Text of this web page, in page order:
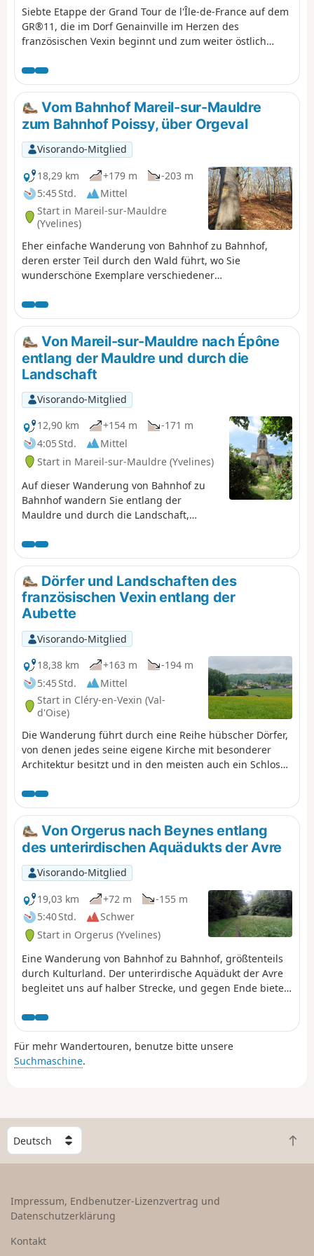
unten verlaufenden GR®2 nehmen,
um von Ost nach West zu gelangen.
Siebte Etappe der Grand Tour de l'Île-de-France auf dem
GR®11, die im Dorf Genainville im Herzen des
französischen Vexin beginnt und zum weiter östlich
in Hand mit der vorherigen Etappe Mantes-Genainville,
da eine Übernachtung in Genainville oder Umgebung
erforderlich ist, um die Bahnhöfe Mantes und Chars zu
Fuß zu erreichen. Diese sehr schöne Etappe führt weiter
durch den nicht minder schönen Regionalen Naturpark
Vexin Français in östlicher Richtung. Sie erreichtzunächst
das Tal der Aubette de Magny, durchquert eine Reihe
von landwirtschaftlichen Hochebenen zwischen Oise und
Val d'Oise, bevor siewieder ins Tal der Viosne hinabführt,
um Chars zu erreichen.
Vom Bahnhof Mareil-sur-Mauldre
zum Bahnhof Poissy, über Orgeval
Visorando-Mitglied
18,29 km
+179 m
-203 m
5:45 Std.
Mittel
Start in Mareil-sur-Mauldre
(Yvelines)
Eher einfache Wanderung von Bahnhof zu Bahnhof,
deren erster Teil durch den Wald führt, wo Sie
wunderschöne Exemplare verschiedener
Buchen und Eichen, die sicherlich über hundert Jahre alt
sind. Sie kommen auch in der Nähe des
Telekommunikationszentrums von Alluets-le-Roi mit
seinen zahlreichen Antennen aller Art vorbei.Der
abwechslungsreichere zweite Teil umfasst die
Besichtigung der Ruine der Abtei von Abbecourt und der
Dorfzentren von Orgeval und Villennes-sur-Seine mit
ihren Kirchen. Der Spaziergang endet mit einer
angenehmen Wanderung am Ufer der Seine.
Von Mareil-sur-Mauldre nach Épône
entlang der Mauldre und durch die
Landschaft
Visorando-Mitglied
12,90 km
+154 m
-171 m
4:05 Std.
Mittel
Start in Mareil-sur-Mauldre (Yvelines)
Auf dieser Wanderung von Bahnhof zu
Bahnhof wandern Sie entlang der
Mauldre und durch die Landschaft,
entdecken dabei einige kulturelle
Sehenswürdigkeiten.
Dörfer und Landschaften des
französischen Vexin entlang der
Aubette
Visorando-Mitglied
18,38 km
+163 m
-194 m
5:45 Std.
Mittel
Start in Cléry-en-Vexin (Val-
d'Oise)
Die Wanderung führt durch eine Reihe hübscher Dörfer,
von denen jedes seine eigene Kirche mit besonderer
Architektur besitzt und in den meisten auch ein Schloss
Vexin, Théméricourt und Viry liegen. Auch mehrere
Museen liegen auf dem Weg: das Archäologische
Museum, das Werkzeugmuseum, das Erntemuseum und
das Maison du Parc.Es ist auch eine Gelegenheit, die
offenen Landschaften dieses sehr hügeligen
französischen Vexin zu bewundern, in dem sich Felder,
Wiesen und Wälder abwechseln. Die kalkhaltigen Wiesen
sind im Frühling durch die Dichte der dort zu findenden
Blumen bemerkenswert.
Von Orgerus nach Beynes entlang
des unterirdischen Aquädukts der Avre
Visorando-Mitglied
19,03 km
+72 m
-155 m
5:40 Std.
Schwer
Start in Orgerus (Yvelines)
Eine Wanderung von Bahnhof zu Bahnhof, größtenteils
durch Kulturland. Der unterirdische Aquädukt der Avre
begleitet uns auf halber Strecke, und gegen Ende bietet
Einige schöne Kirchen runden das Bild ab.
Für mehr Wandertouren, benutze bitte unsere
Suchmaschine.
W
ä
h
e
n
Z
u
Impressum, Endbenutzer-Lizenzvertrag und
Datenschutzerklärung
Kontakt